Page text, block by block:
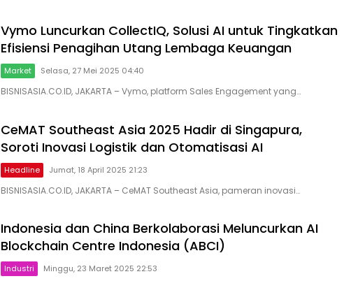
Vymo Luncurkan CollectIQ, Solusi AI untuk Tingkatkan
Efisiensi Penagihan Utang Lembaga Keuangan
Market Selasa, 27 Mei 2025 04:40
BISNISASIA.CO.ID, JAKARTA – Vymo, platform Sales Engagement yang…
CeMAT Southeast Asia 2025 Hadir di Singapura,
Soroti Inovasi Logistik dan Otomatisasi AI
Headline Jumat, 18 April 2025 21:23
BISNISASIA.CO.ID, JAKARTA – CeMAT Southeast Asia, pameran inovasi…
Indonesia dan China Berkolaborasi Meluncurkan AI
Blockchain Centre Indonesia (ABCI)
Industri Minggu, 23 Maret 2025 22:53